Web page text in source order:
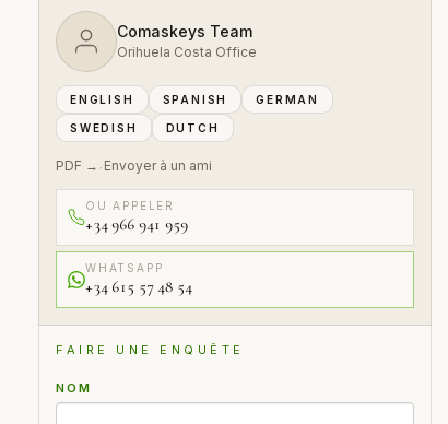
Comaskeys Team
Orihuela Costa Office
ENGLISH SPANISH GERMAN
SWEDISH DUTCH
PDF → · Envoyer à un ami
OU APPELER
+34 966 941 959
WHATSAPP
+34 615 57 48 54
FAIRE UNE ENQUÊTE
NOM